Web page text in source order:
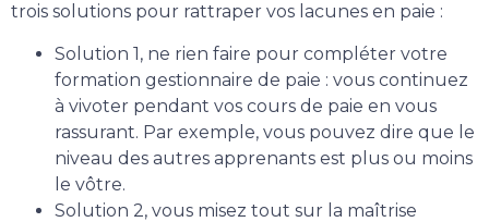
trois solutions pour rattraper vos lacunes en paie :
Solution 1, ne rien faire pour compléter votre
formation gestionnaire de paie : vous continuez
à vivoter pendant vos cours de paie en vous
rassurant. Par exemple, vous pouvez dire que le
niveau des autres apprenants est plus ou moins
le vôtre.
Solution 2, vous misez tout sur la maîtrise